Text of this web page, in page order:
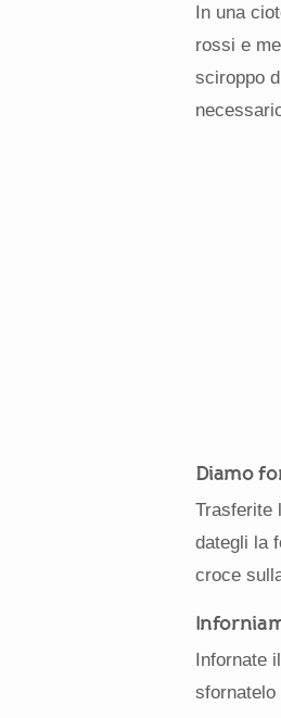
In una
rossi e
sciroppo
Diamo
Trasferite
dategli la
croce
Infornate
sfornatelo